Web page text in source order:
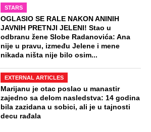
STARS
OGLASIO SE RALE NAKON ANINIH
JAVNIH PRETNJI JELENI! Stao u
odbranu žene Slobe Radanovića: Ana
nije u pravu, između Jelene i mene
nikada ništa nije bilo osim...
EXTERNAL ARTICLES
Marijanu je otac poslao u manastir
zajedno sa delom nasledstva: 14 godina
bila zazidana u sobici, ali je u tajnosti
decu rađala